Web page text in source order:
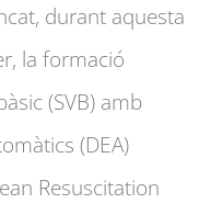
durant aquesta
la formació
(SVB) amb
(DEA)
Resuscitation